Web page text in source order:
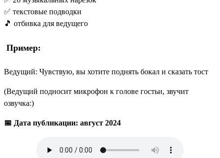
✅ текстовые подводки
🎵 отбивка для ведущего
Пример:
Ведущий: Чувствую, вы хотите поднять бокал и сказать тост
(Ведущий подносит микрофон к голове гостьи, звучит
озвучка:)
📅 Дата публикации: август 2024